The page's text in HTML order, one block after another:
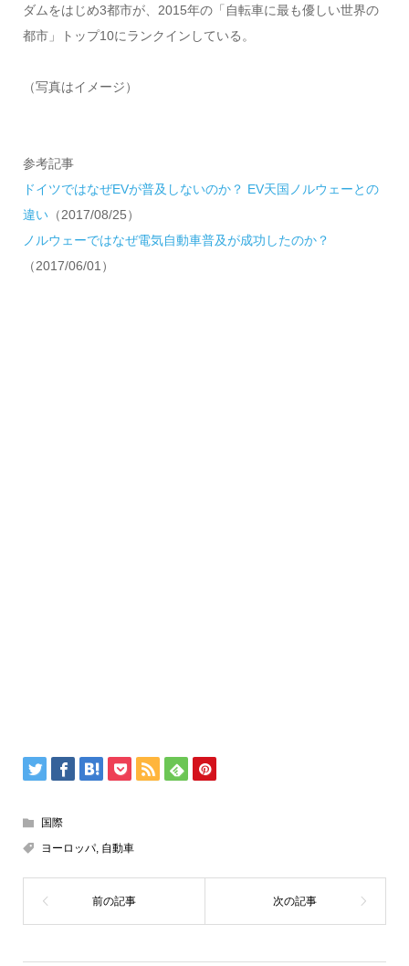
ダムをはじめ3都市が、2015年の「自転車に最も優しい世界の
都市」トップ10にランクインしている。
（写真はイメージ）
参考記事
ドイツではなぜEVが普及しないのか？ EV天国ノルウェーとの
違い（2017/08/25）
ノルウェーではなぜ電気自動車普及が成功したのか？
（2017/06/01）
国際
ヨーロッパ, 自動車